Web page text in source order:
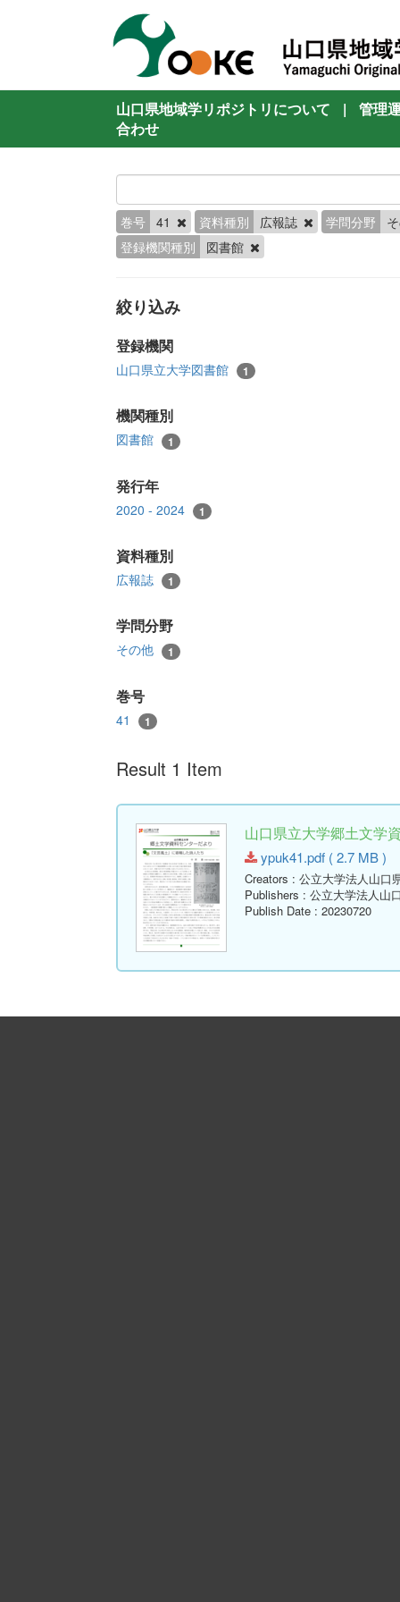
山口県地域学リポジトリについて |
管理
合わせ
巻号 41 資料種別 広報誌 学問分野
登録機関種別
図書館
絞り込み
登録機関
山口県立大学図書館 1
機関種別
図書館 1
発行年
2020 - 2024 1
資料種別
広報誌 1
学問分野
その他 1
巻号
41 1
Result 1 Item
山口県立大学郷土文学
ypuk41.pdf ( 2.7 MB )
Creators : 公立大学法人山口
Publishers : 公立大学法人山
Publish Date : 20230720